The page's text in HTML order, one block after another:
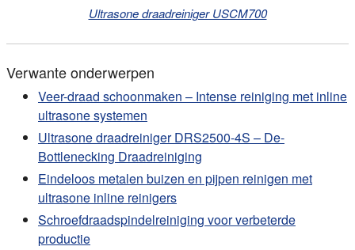
Ultrasone draadreiniger USCM700
Verwante onderwerpen
Veer-draad schoonmaken – Intense reiniging met inline
ultrasone systemen
Ultrasone draadreiniger DRS2500-4S – De-
Bottlenecking Draadreiniging
Eindeloos metalen buizen en pijpen reinigen met
ultrasone inline reinigers
Schroefdraadspindelreiniging voor verbeterde
productie